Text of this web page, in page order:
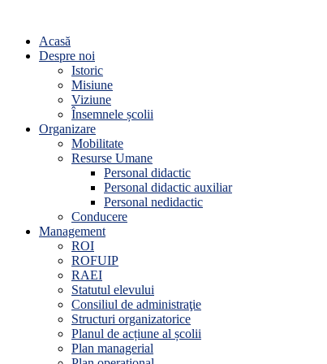
Acasă
Despre noi
Istoric
Misiune
Viziune
Însemnele școlii
Organizare
Mobilitate
Resurse Umane
Personal didactic
Personal didactic auxiliar
Personal nedidactic
Conducere
Management
ROI
ROFUIP
RAEI
Statutul elevului
Consiliul de administraţie
Structuri organizatorice
Planul de acțiune al școlii
Plan managerial